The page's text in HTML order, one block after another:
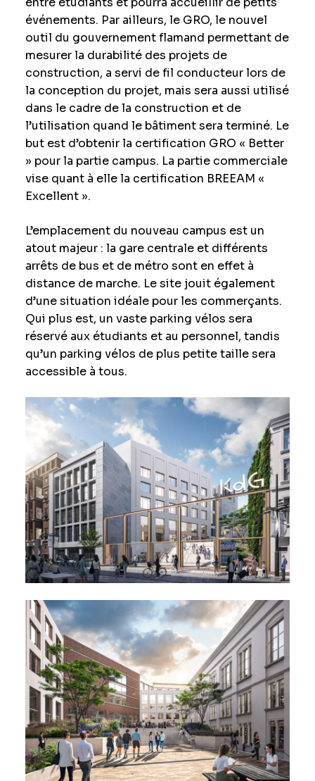
événements. Par ailleurs, le GRO, le nouvel
outil du gouvernement flamand permettant de
mesurer la durabilité des projets de
construction, a servi de fil conducteur lors de
la conception du projet, mais sera aussi utilisé
dans le cadre de la construction et de
l’utilisation quand le bâtiment sera terminé. Le
but est d’obtenir la certification GRO « Better
» pour la partie campus. La partie commerciale
vise quant à elle la certification BREEAM «
Excellent ».
L’emplacement du nouveau campus est un
atout majeur : la gare centrale et différents
arrêts de bus et de métro sont en effet à
distance de marche. Le site jouit également
d’une situation idéale pour les commerçants.
Qui plus est, un vaste parking vélos sera
réservé aux étudiants et au personnel, tandis
qu’un parking vélos de plus petite taille sera
accessible à tous.